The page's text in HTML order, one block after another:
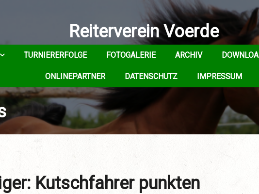
Reiterverein Voerde
TURNIERERFOLGE FOTOGALERIE ARCHIV
ONLINEPARTNER DATENSCHUTZ IMPRESSUM
Kutschfahrer punkten